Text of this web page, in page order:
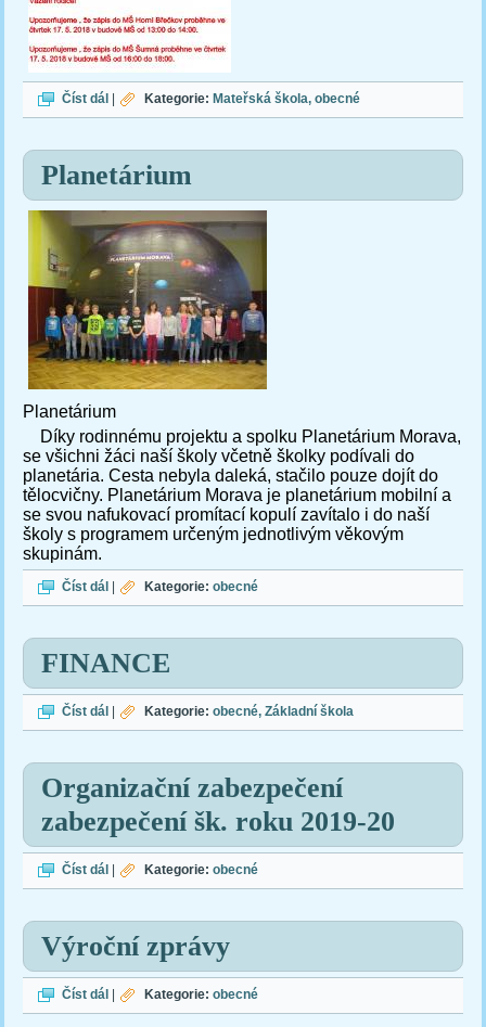
Číst dál Zápis
| Kategorie:Mateřská škola obecné
Planetárium
Planetárium
Díky rodinnému projektu a spolku Planetárium Morava,
se všichni žáci naší školy včetně školky podívali do
planetária. Cesta nebyla daleká, stačilo pouze dojít do
tělocvičny. Planetárium Morava je planetárium mobilní a
se svou nafukovací promítací kopulí zavítalo i do naší
školy s programem určeným jednotlivým věkovým
skupinám.
Číst dál Planetárium
| Kategorie:obecné
FINANCE
Číst dál FINANCE
| Kategorie:obecné Základní škola
Organizační zabezpečení
zabezpečení šk. roku 2019-20
Číst dál Organizační zabezpečení zabezpečení šk. roku 2019-20
| Kategorie:obecné
Výroční zprávy
Číst dál Výroční zprávy
| Kategorie:obecné